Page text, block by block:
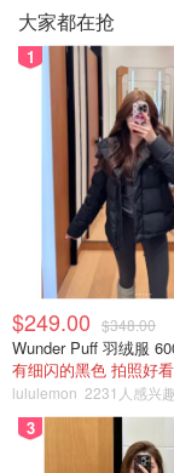
大家都在抢
1
$249.00 $348.00
Wunder Puff 羽绒服
有细闪的黑色 拍照好看
lululemon 2231人感兴趣
3